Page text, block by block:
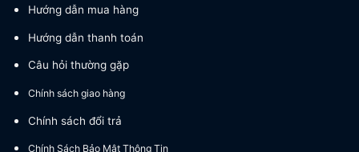
Hướng dẫn mua hàng
Hướng dẫn thanh toán
Câu hỏi thường gặp
Chính sách giao hàng
Chính sách đổi trả
Chính Sách Bảo Mật Thông Tin